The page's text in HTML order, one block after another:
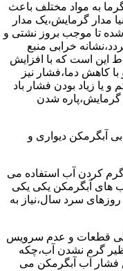
گرما به مواد مختلف باعث
مدار گرمایش،یک مدار
شده تا موجب بروز نشتی و
خرابی منبع
این است که با افزایش
کاهش دما،فشار نیز
یا زیاد بودن فشار باد
گرمایش،پاره شدن
آبگرمکن دیواری و
گرم کردن آب استفاده می
های آبگرمکن یکی یکی
سرد سال،نیاز به
قطعات و عدم سرویس
گرم نشدن آب،چکه
فشار آب آبگرمکن می